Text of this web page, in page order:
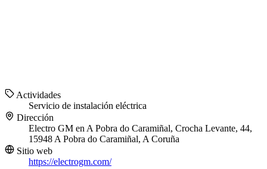
Actividades
Servicio de instalación eléctrica
Dirección
Electro GM en A Pobra do Caramiñal, Crocha Levante, 44,
15948 A Pobra do Caramiñal, A Coruña
Sitio web
https://electrogm.com/